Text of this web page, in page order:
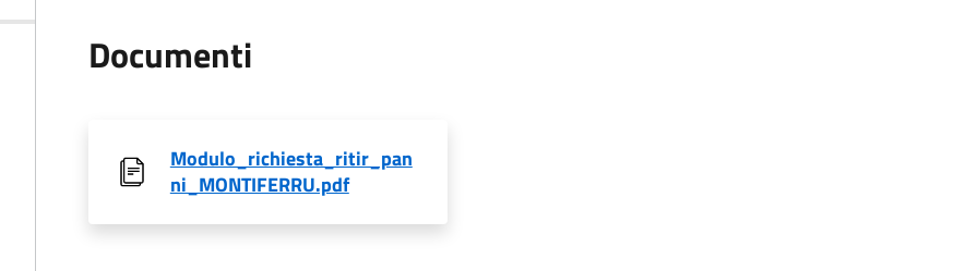
Documenti
Modulo_richiesta_ritir_pan
ni_MONTIFERRU.pdf